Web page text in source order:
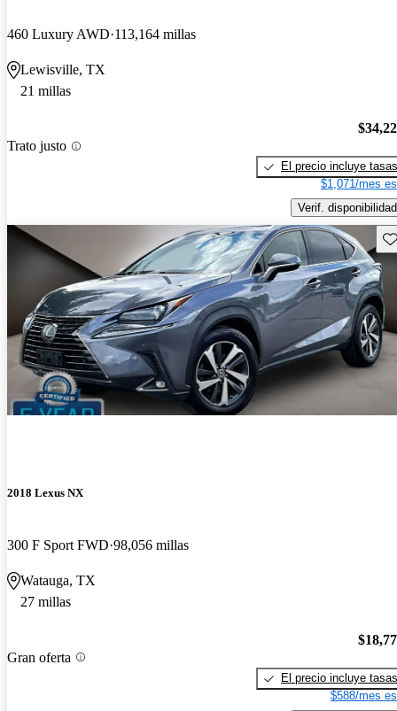
460 Luxury AWD 113,164 millas
Lewisville, TX
21 millas
Trato justo
El precio incluye tasas
$1,071/mes
Verif. disponibilidad
2018 Lexus NX
300 F Sport FWD 98,056 millas
Watauga, TX
27 millas
Gran oferta
El precio incluye tasas
$588/mes